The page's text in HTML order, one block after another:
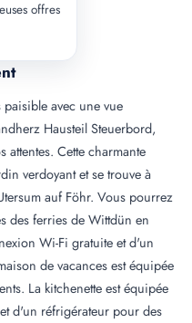
avec une vue
Hausteil Steuerbord,
attentes. Cette charmante
verdoyant et se trouve à
auf Föhr. Vous pourrez
des ferries de Wittdün en
Wi-Fi gratuite et d'un
de vacances est équipée
La kitchenette est équipée
d'un réfrigérateur pour des
offres